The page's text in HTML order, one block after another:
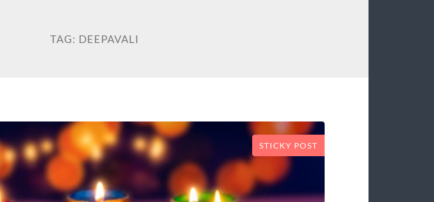
TAG: DEEPAVALI
STICKY POST